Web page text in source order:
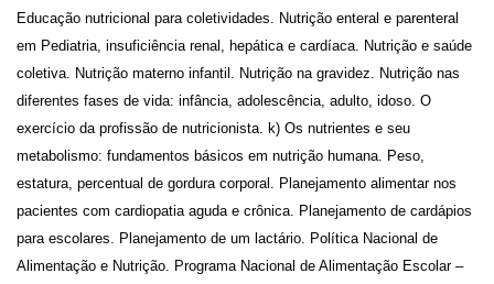
Educação nutricional para coletividades. Nutrição enteral e parenteral
em Pediatria, insuficiência renal, hepática e cardíaca. Nutrição e saúde
coletiva. Nutrição materno infantil. Nutrição na gravidez. Nutrição nas
diferentes fases de vida: infância, adolescência, adulto, idoso. O
exercício da profissão de nutricionista. k) Os nutrientes e seu
metabolismo: fundamentos básicos em nutrição humana. Peso,
estatura, percentual de gordura corporal. Planejamento alimentar nos
pacientes com cardiopatia aguda e crônica. Planejamento de cardápios
para escolares. Planejamento de um lactário. Política Nacional de
Alimentação e Nutrição. Programa Nacional de Alimentação Escolar –